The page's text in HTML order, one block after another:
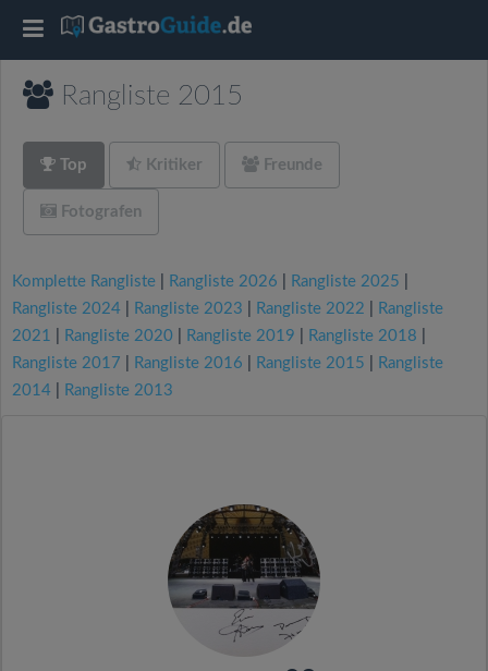
Rangliste 2015
Top Kritiker Freunde
Fotografen
Komplette Rangliste Rangliste 2026 Rangliste 2025
Rangliste 2024
Rangliste 2023 Rangliste 2022
Rangliste
2021
Rangliste 2020 Rangliste 2019 Rangliste 2018
Rangliste 2017
Rangliste 2016 Rangliste 2015
Rangliste
2014
Rangliste 2013
T
o
g
g
e
n